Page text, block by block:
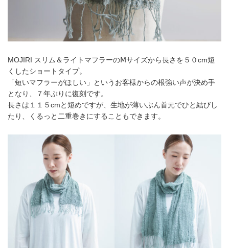
MOJIRI スリム＆ライトマフラーのⅯサイズから長さを５０cm短
くしたショートタイプ。
「短いマフラーがほしい」というお客様からの根強い声が決め手
となり、７年ぶりに復刻です。
長さは１１５cmと短めですが、生地が薄いぶん首元でひと結びし
たり、くるっと二重巻きにすることもできます。